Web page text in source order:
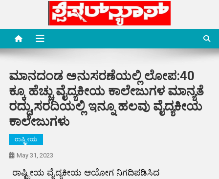
content
Special News Media
Special News Media
ಮಾನದಂಡ ಅನುಸರಣೆಯಲ್ಲಿ ಲೋಪ:40
ಕ್ಕೂ ಹೆಚ್ಚು ವೈದ್ಯಕೀಯ ಕಾಲೇಜುಗಳ ಮಾನ್ಯತೆ
ರದ್ದು,ಸರದಿಯಲ್ಲಿ ಇನ್ನೂ ಹಲವು ವೈದ್ಯಕೀಯ
ಕಾಲೇಜುಗಳು
ರಾಷ್ಟ್ರೀಯ
May 31, 2023
ರಾಷ್ಟ್ರೀಯ ವೈದ್ಯಕೀಯ ಆಯೋಗ ನಿಗದಿಪಡಿಸಿದ